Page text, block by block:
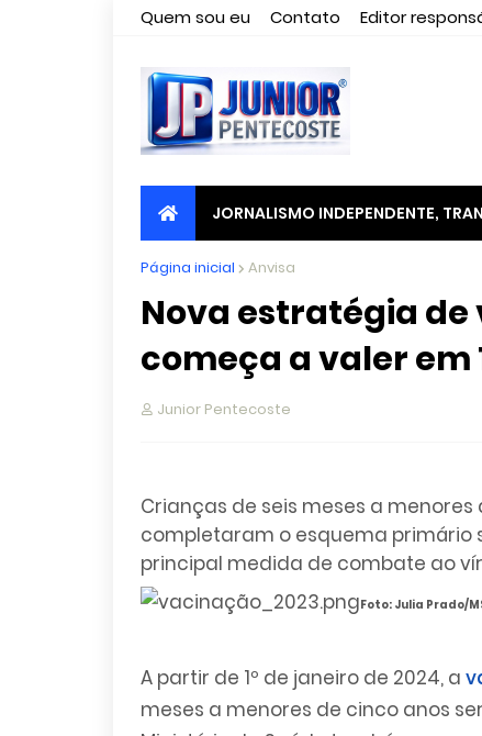
Quem sou eu Contato Editor
JORNALISMO INDEPENDENTE,
Página inicial Anvisa
Nova estratégia
começa a valer em
Junior Pentecoste
Crianças de seis meses a
completaram o esquema primário
principal medida de combate ao
Foto: Julia Prado/
A partir de 1º de janeiro de 2024, a
meses a menores de cinco anos